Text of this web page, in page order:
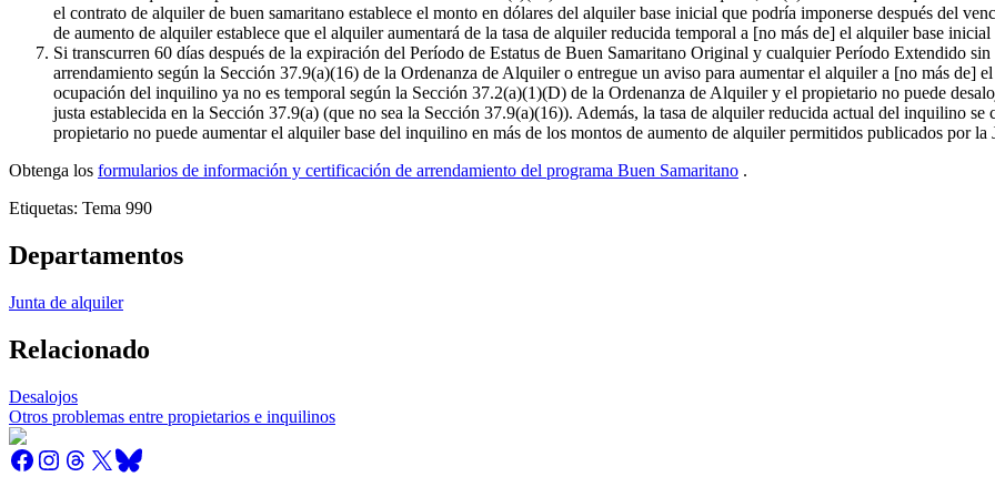
el contrato de alquiler de buen samaritano establece el monto en dólares del alquiler base inicial que podría imponerse después del
de aumento de alquiler establece que el alquiler aumentará de la tasa de alquiler reducida temporal a [no más de] el alquiler base
Si transcurren 60 días después de la expiración del Período de Estatus de Buen Samaritano Original y cualquier Período Extendido
arrendamiento según la Sección 37.9(a)(16) de la Ordenanza de Alquiler o entregue un aviso para aumentar el alquiler a [no más de]
ocupación del inquilino ya no es temporal según la Sección 37.2(a)(1)(D) de la Ordenanza de Alquiler y el propietario no puede
justa establecida en la Sección 37.9(a) (que no sea la Sección 37.9(a)(16)). Además, la tasa de alquiler reducida actual del inquilino
propietario no puede aumentar el alquiler base del inquilino en más de los montos de aumento de alquiler permitidos publicados por
Obtenga los formularios de información y certificación de arrendamiento del programa Buen Samaritano .
Etiquetas: Tema 990
Departamentos
Junta de alquiler
Relacionado
Desalojos
Otros problemas entre propietarios e inquilinos